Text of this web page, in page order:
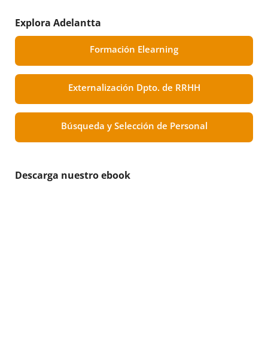
Explora Adelantta
Formación Elearning
Externalización Dpto. de RRHH
Búsqueda y Selección de Personal
Descarga nuestro ebook